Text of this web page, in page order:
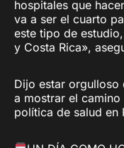
hospitales que
va a ser el cuarto
este tipo de
y Costa Rica»,
Dijo estar orgulloso
a mostrar el
política de salud en